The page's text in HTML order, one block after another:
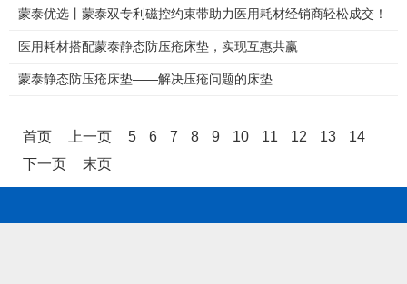
蒙泰优选丨蒙泰双专利磁控约束带助力医用耗材经销商轻松成交！
医用耗材搭配蒙泰静态防压疮床垫，实现互惠共赢
蒙泰静态防压疮床垫——解决压疮问题的床垫
首页 上一页 5 6 7 8 9 10 11 12 13
14
下一页
末页